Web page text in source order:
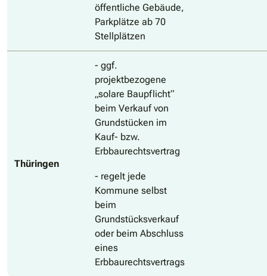
öffentliche Gebäude,
Parkplätze ab 70
Stellplätzen
Thüringen
- ggf.
projektbezogene
„solare Baupflicht“
beim Verkauf von
Grundstücken im
Kauf- bzw.
Erbbaurechtsvertrag
- regelt jede
Kommune selbst
beim
Grundstücksverkauf
oder beim Abschluss
eines
Erbbaurechtsvertrags